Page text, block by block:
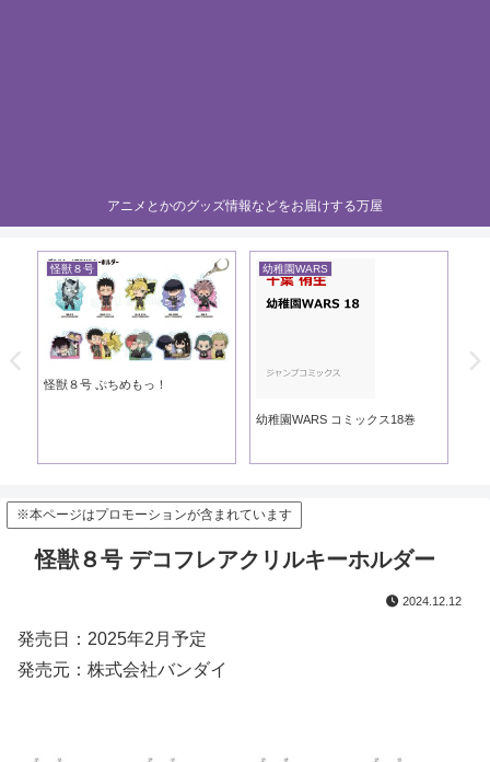
アニメとかのグッズ情報などをお届けする万屋
怪獣８号
怪獣８号 ぷちめもっ！
幼稚園WARS
幼稚園WARS コミックス18巻
※本ページはプロモーションが含まれています
怪獣８号 デコフレアクリルキーホルダー
2024.12.12
発売日：2025年2月予定
発売元：株式会社バンダイ